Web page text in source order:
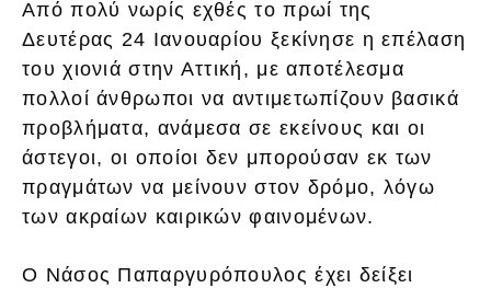
Από πολύ νωρίς εχθές το πρωί της
Δευτέρας 24 Ιανουαρίου ξεκίνησε η επέλαση
του χιονιά στην Αττική, με αποτέλεσμα
πολλοί άνθρωποι να αντιμετωπίζουν βασικά
προβλήματα, ανάμεσα σε εκείνους και οι
άστεγοι, οι οποίοι δεν μπορούσαν εκ των
πραγμάτων να μείνουν στον δρόμο, λόγω
των ακραίων καιρικών φαινομένων.
Ο Νάσος Παπαργυρόπουλος έχει δείξει